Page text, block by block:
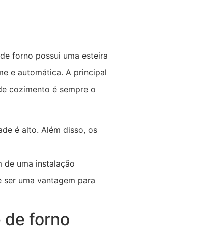
forno possui uma esteira
e automática. A principal
cozimento é sempre o
é alto. Além disso, os
de uma instalação
uma vantagem para
de forno